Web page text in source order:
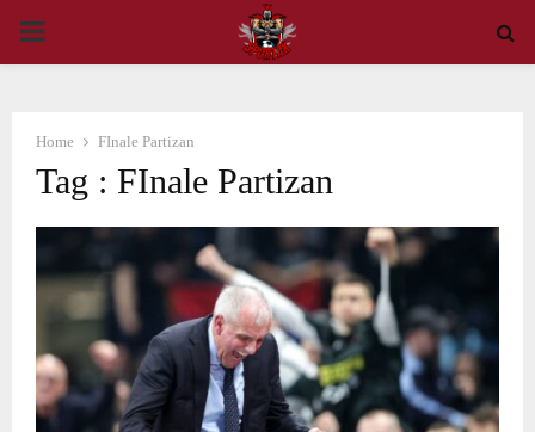
PRIMARY
Home FInale Partizan
Tag : FInale Partizan